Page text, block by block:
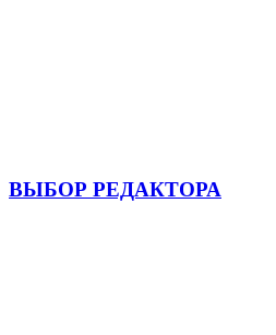
ВЫБОР РЕДАКТОРА